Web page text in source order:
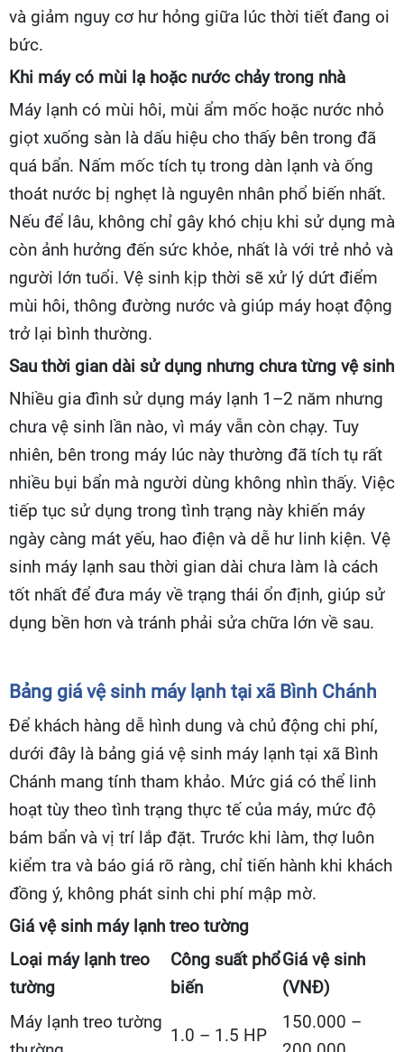
và giảm nguy cơ hư hỏng giữa lúc thời tiết đang oi
bức.
Khi máy có mùi lạ hoặc nước chảy trong nhà
Máy lạnh có mùi hôi, mùi ẩm mốc hoặc nước nhỏ
giọt xuống sàn là dấu hiệu cho thấy bên trong đã
quá bẩn. Nấm mốc tích tụ trong dàn lạnh và ống
thoát nước bị nghẹt là nguyên nhân phổ biến nhất.
Nếu để lâu, không chỉ gây khó chịu khi sử dụng mà
còn ảnh hưởng đến sức khỏe, nhất là với trẻ nhỏ và
người lớn tuổi. Vệ sinh kịp thời sẽ xử lý dứt điểm
mùi hôi, thông đường nước và giúp máy hoạt động
trở lại bình thường.
Sau thời gian dài sử dụng nhưng chưa từng vệ sinh
Nhiều gia đình sử dụng máy lạnh 1–2 năm nhưng
chưa vệ sinh lần nào, vì máy vẫn còn chạy. Tuy
nhiên, bên trong máy lúc này thường đã tích tụ rất
nhiều bụi bẩn mà người dùng không nhìn thấy. Việc
tiếp tục sử dụng trong tình trạng này khiến máy
ngày càng mát yếu, hao điện và dễ hư linh kiện. Vệ
sinh máy lạnh sau thời gian dài chưa làm là cách
tốt nhất để đưa máy về trạng thái ổn định, giúp sử
dụng bền hơn và tránh phải sửa chữa lớn về sau.
Bảng giá vệ sinh máy lạnh tại xã Bình Chánh
Để khách hàng dễ hình dung và chủ động chi phí,
dưới đây là bảng giá vệ sinh máy lạnh tại xã Bình
Chánh mang tính tham khảo. Mức giá có thể linh
hoạt tùy theo tình trạng thực tế của máy, mức độ
bám bẩn và vị trí lắp đặt. Trước khi làm, thợ luôn
kiểm tra và báo giá rõ ràng, chỉ tiến hành khi khách
đồng ý, không phát sinh chi phí mập mờ.
Giá vệ sinh máy lạnh treo tường
Loại máy lạnh treo
tường
Công suất phổ
biến
Giá vệ sinh
(VNĐ)
Máy lạnh treo tường
1.0 – 1.5 HP
150.000 –